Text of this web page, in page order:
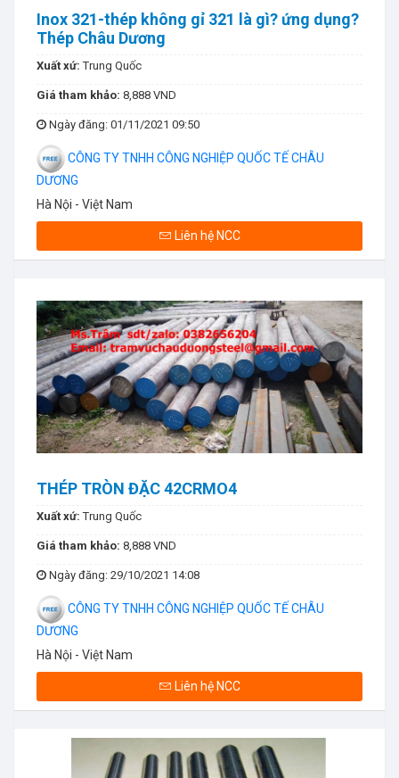
Inox 321-thép không gỉ 321 là gì? ứng dụng?
Thép Châu Dương
Xuất xứ:Trung Quốc
Giá tham khảo: 8,888 VND
Ngày đăng: 01/11/2021 09:50
CÔNG TY TNHH CÔNG NGHIỆP QUỐC TẾ CHÂU
DƯƠNG
Hà Nội - Việt Nam
Liên hệ NCC
THÉP TRÒN ĐẶC 42CRMO4
Xuất xứ:Trung Quốc
Giá tham khảo: 8,888 VND
Ngày đăng: 29/10/2021 14:08
CÔNG TY TNHH CÔNG NGHIỆP QUỐC TẾ CHÂU
DƯƠNG
Hà Nội - Việt Nam
Liên hệ NCC